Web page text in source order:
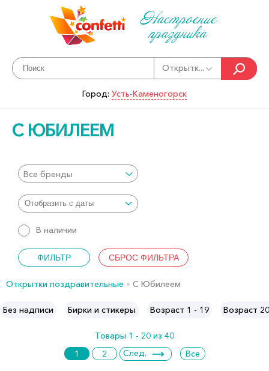
Настроение
праздника
Открытк...
Город: Усть-Каменогорск
С ЮБИЛЕЕМ
Все бренды
В наличии
Открытки поздравительные С Юбилеем
Без надписи Бирки и стикеры Возраст 1 - 19 Возраст
Товары 1 - 20 из 40
1
2 След. Все